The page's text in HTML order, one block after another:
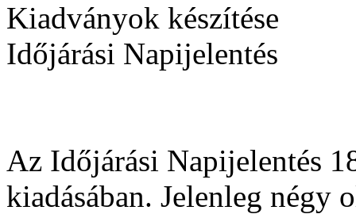
Kiadványok készítése
Időjárási Napijelentés
Az Időjárási Napijelentés
kiadásában. Jelenleg négy